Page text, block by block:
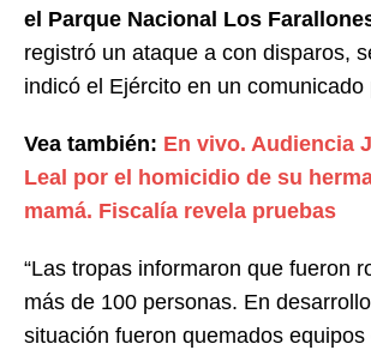
el Parque Nacional Los
registró un ataque a con disparos,
indicó el Ejército en un comunicado
Vea también: En vivo. Audiencia
Leal por el homicidio de su
mamá. Fiscalía revela pruebas
“Las tropas informaron que fueron
más de 100 personas. En
situación fueron quemados